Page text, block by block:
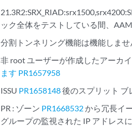
ック全体をテストしている間、
分割トンネリング機能は機能しませ
非 root ユーザーが作成したアーカ
ます PR1657958
ISSU PR1658148後のスプリット ブ
PR : ゾーン PR1668532から冗長イ
グループの監視された IP アドレス